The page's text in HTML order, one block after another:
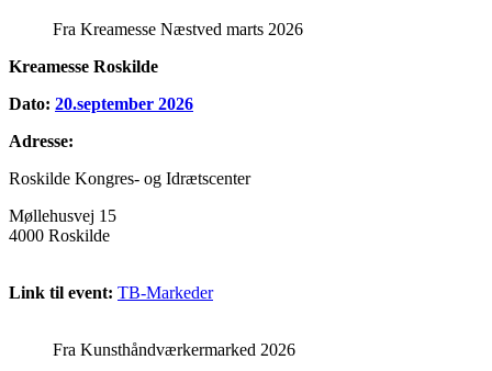
Fra Kreamesse Næstved marts 2026
Kreamesse Roskilde
Dato: 20.september 2026
Adresse:
Roskilde Kongres- og Idrætscenter
Møllehusvej 15
4000 Roskilde
Link til event: TB-Markeder
Fra Kunsthåndværkermarked 2026